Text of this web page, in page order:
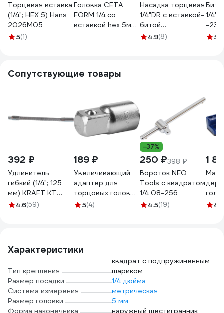
Торцевая вставка
(1/4"; HEX 5) Hans
2026M05
5(1)
Головка CETA
FORM 1/4 со
вставкой hex 5мм,
Насадка торцевая
1/4"DR с вставкой-
битой
шестигранной, H5
4.9(8)
1/4"
-
5
Сопутствующие товары
392 ₽
Удлинитель
гибкий (1/4"; 125
мм) KRAFT KT
700639
4.6(59)
189 ₽
Увеличивающий
адаптер для
торцовых головок
KRAFTOOL 3/8"M x
5(4)
-37%
250 ₽398 ₽
Вороток NEO
Tools с квадратом
1/4 08-256
4.5(19)
1
на4.9
Характеристики
Тип крепления
квадрат с подпружиненным
шариком
Размер посадки
1/4 дюйма
Система измерения
метрическая
Размер головки
5 мм
Форма наконечника
наружный шестигранник